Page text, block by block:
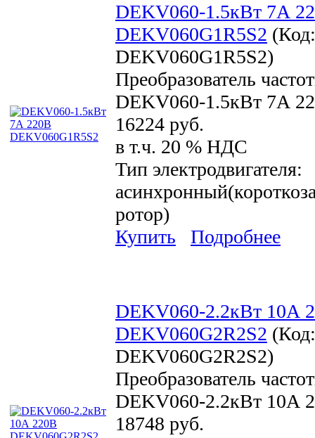
DEKV060-1.5кВт 7А
DEKV060G1R5S2 (Код:
DEKV060G1R5S2)
Преобразователь
DEKV060-1.5кВт 7А
16224 руб.
в т.ч. 20 % НДС
Тип электродвигателя:
ротор)
Купить
Подробнее
DEKV060-2.2кВт 10А
DEKV060G2R2S2 (Код:
DEKV060G2R2S2)
Преобразователь
DEKV060-2.2кВт 10А
18748 руб.